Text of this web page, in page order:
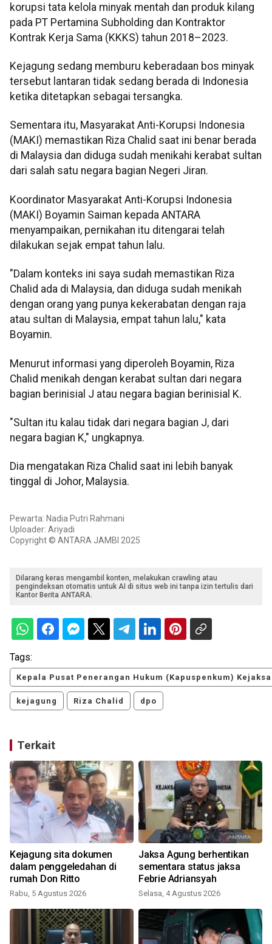
korupsi tata kelola minyak mentah dan produk kilang
pada PT Pertamina Subholding dan Kontraktor
Kontrak Kerja Sama (KKKS) tahun 2018–2023.
Kejagung sedang memburu keberadaan bos minyak
tersebut lantaran tidak sedang berada di Indonesia
ketika ditetapkan sebagai tersangka.
Sementara itu, Masyarakat Anti-Korupsi Indonesia
(MAKI) memastikan Riza Chalid saat ini benar berada
di Malaysia dan diduga sudah menikahi kerabat sultan
dari salah satu negara bagian Negeri Jiran.
Koordinator Masyarakat Anti-Korupsi Indonesia
(MAKI) Boyamin Saiman kepada ANTARA
menyampaikan, pernikahan itu ditengarai telah
dilakukan sejak empat tahun lalu.
"Dalam konteks ini saya sudah memastikan Riza
Chalid ada di Malaysia, dan diduga sudah menikah
dengan orang yang punya kekerabatan dengan raja
atau sultan di Malaysia, empat tahun lalu," kata
Boyamin.
Menurut informasi yang diperoleh Boyamin, Riza
Chalid menikah dengan kerabat sultan dari negara
bagian berinisial J atau negara bagian berinisial K.
"Sultan itu kalau tidak dari negara bagian J, dari
negara bagian K," ungkapnya.
Dia mengatakan Riza Chalid saat ini lebih banyak
tinggal di Johor, Malaysia.
Pewarta: Nadia Putri Rahmani
Uploader: Ariyadi
Copyright © ANTARA JAMBI 2025
Dilarang keras mengambil konten, melakukan crawling atau
pengindeksan otomatis untuk AI di situs web ini tanpa izin tertulis dari
Kantor Berita ANTARA.
Tags:
Kepala Pusat Penerangan Hukum (Kapuspenkum)
kejagung Riza Chalid dpo
Terkait
Kejagung sita dokumen
dalam penggeledahan di
rumah Don Ritto
Rabu, 5 Agustus 2026
Jaksa Agung berhentikan
sementara status jaksa
Febrie Adriansyah
Selasa, 4 Agustus 2026